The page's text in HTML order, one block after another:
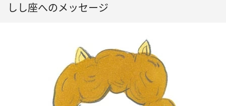
しし座へのメッセージ